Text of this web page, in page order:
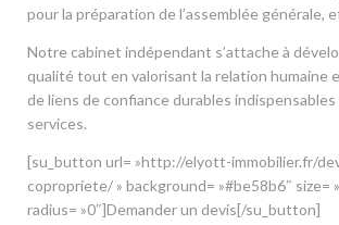
pour la préparation de l’assemblée générale,
Notre cabinet indépendant s’attache à
qualité tout en valorisant la relation humaine
de liens de confiance durables
services.
[su_button url= »http://elyott-immobilier.fr/
copropriete/ » background= »#be58b6″ size=
radius= »0″]Demander un devis[/su_button]